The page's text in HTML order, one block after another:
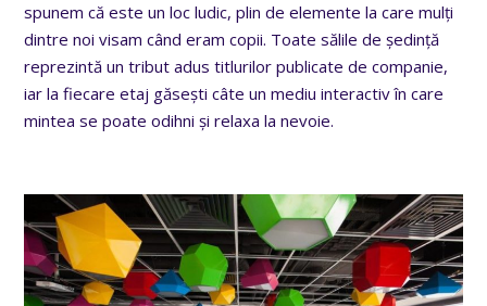
spunem că este un loc ludic, plin de elemente la care mulți
dintre noi visam când eram copii. Toate sălile de ședință
reprezintă un tribut adus titlurilor publicate de companie,
iar la fiecare etaj găsești câte un mediu interactiv în care
mintea se poate odihni și relaxa la nevoie.